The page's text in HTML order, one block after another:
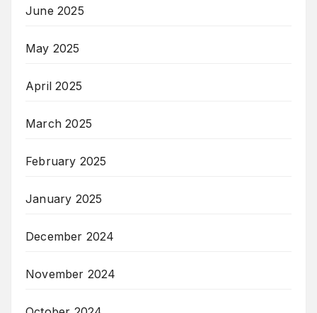
June 2025
May 2025
April 2025
March 2025
February 2025
January 2025
December 2024
November 2024